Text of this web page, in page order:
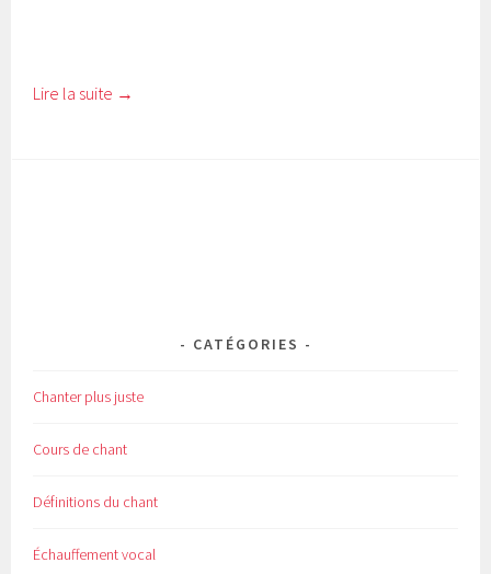
Lire la suite →
CATÉGORIES
Chanter plus juste
Cours de chant
Définitions du chant
Échauffement vocal